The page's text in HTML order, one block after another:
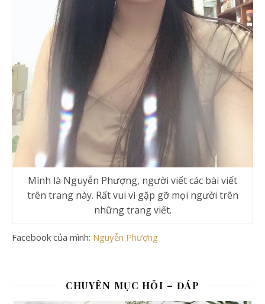
Mình là Nguyễn Phượng, người viết các bài viết
trên trang này. Rất vui vì gặp gỡ mọi người trên
những trang viết.
Facebook của mình: Nguyễn Phượng
CHUYÊN MỤC HỎI – ĐÁP